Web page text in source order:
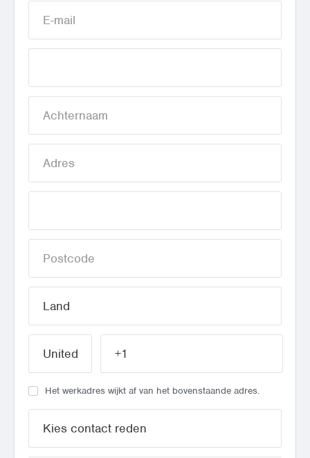
Kantoren
LBK voorkoelen
Utiliteit
Het werkadres wijkt af van het bovenstaande adres.